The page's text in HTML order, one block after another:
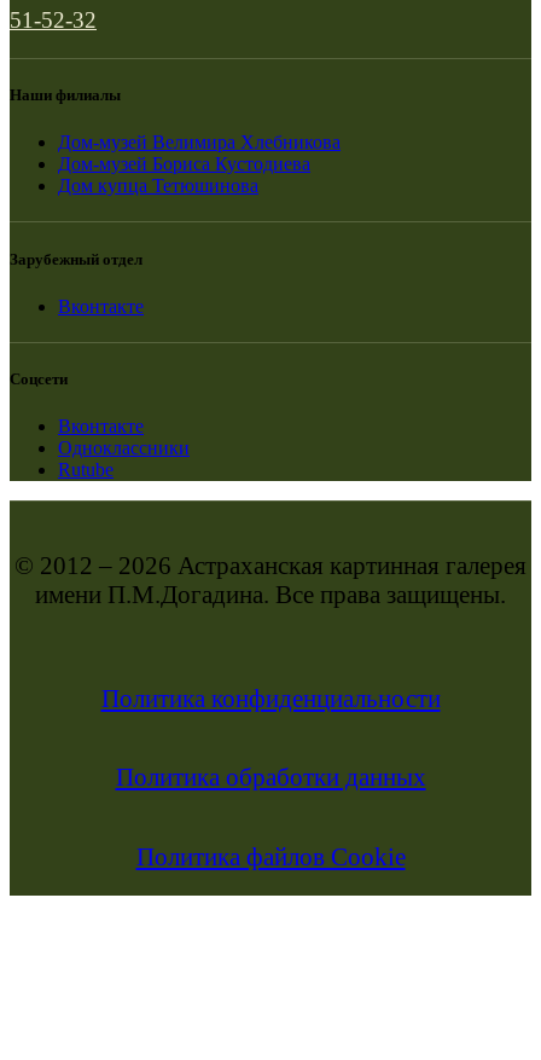
51-52-32
Наши филиалы
Дом-музей Велимира Хлебникова
Дом-музей Бориса Кустодиева
Дом купца Тетюшинова
Зарубежный отдел
Вконтакте
Соцсети
Вконтакте
Одноклассники
Rutube
© 2012 – 2026 Астраханская картинная галерея
имени П.М.Догадина. Все права защищены.
Политика конфиденциальности
Политика обработки данных
Политика файлов Cookie